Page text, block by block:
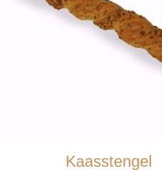
Kaasstengel